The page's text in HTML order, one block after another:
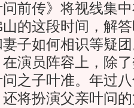
传》将视线集中
的这段时间，解
子如何相识等疑
演员阵容上，除
之子叶准。年过
将扮演父亲叶问